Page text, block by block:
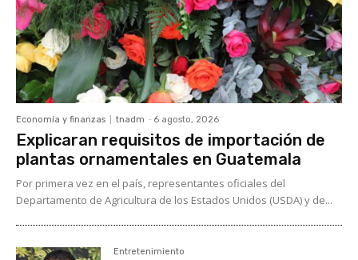
Economía y finanzas tnadm - 6 agosto, 2026
Explicaran requisitos de importación de
plantas ornamentales en Guatemala
Por primera vez en el país, representantes oficiales del
Departamento de Agricultura de los Estados Unidos (USDA) y de...
Entretenimiento